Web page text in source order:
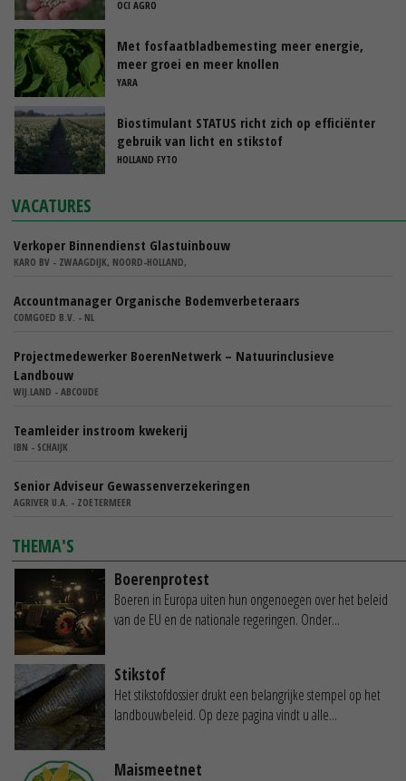
OCI AGRO
Met fosfaatbladbemesting meer energie,
meer groei en meer knollen
YARA
Biostimulant STATUS richt zich op efficiënter
gebruik van licht en stikstof
HOLLAND FYTO
VACATURES
Verkoper Binnendienst Glastuinbouw
KARO BV - ZWAAGDIJK, NOORD-HOLLAND,
Accountmanager Organische Bodemverbeteraars
COMGOED B.V. - NL
Projectmedewerker BoerenNetwerk – Natuurinclusieve
Landbouw
WIJ.LAND - ABCOUDE
Teamleider instroom kwekerij
IBN - SCHAIJK
Senior Adviseur Gewassenverzekeringen
AGRIVER U.A. - ZOETERMEER
THEMA'S
Boerenprotest
Boeren in Europa uiten hun ongenoegen over het beleid
van de EU en de nationale regeringen. Onder...
Stikstof
Het stikstofdossier drukt een belangrijke stempel op het
landbouwbeleid. Op deze pagina vindt u alle...
Maismeetnet